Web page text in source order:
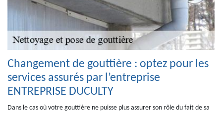
Changement de gouttière : optez pour les
services assurés par l’entreprise
ENTREPRISE DUCULTY
Dans le cas où votre gouttière ne puisse plus assurer son rôle du fait de sa